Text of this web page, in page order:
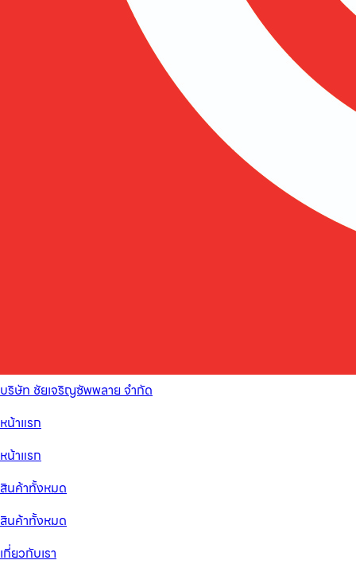
บริษัท ชัยเจริญซัพพลาย จำกัด
หน้าแรก
หน้าแรก
สินค้าทั้งหมด
สินค้าทั้งหมด
เกี่ยวกับเรา